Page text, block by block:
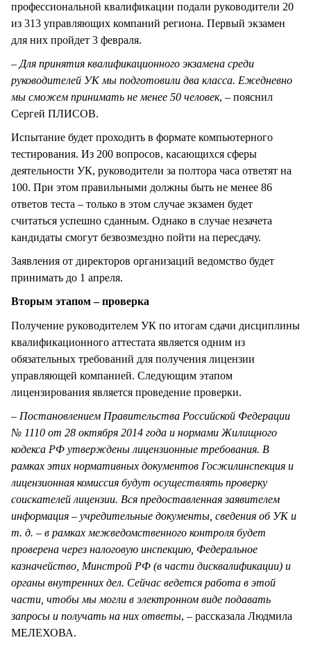
профессиональной квалификации подали руководители 20
из 313 управляющих компаний региона. Первый экзамен
для них пройдет 3 февраля.
– Для принятия квалификационного экзамена среди
руководителей УК мы подготовили два класса. Ежедневно
мы сможем принимать не менее 50 человек, – пояснил
Сергей ПЛИСОВ.
Испытание будет проходить в формате компьютерного
тестирования. Из 200 вопросов, касающихся сферы
деятельности УК, руководители за полтора часа ответят на
100. При этом правильными должны быть не менее 86
ответов теста – только в этом случае экзамен будет
считаться успешно сданным. Однако в случае незачета
кандидаты смогут безвозмездно пойти на пересдачу.
Заявления от директоров организаций ведомство будет
принимать до 1 апреля.
Вторым этапом – проверка
Получение руководителем УК по итогам сдачи дисциплины
квалификационного аттестата является одним из
обязательных требований для получения лицензии
управляющей компанией. Следующим этапом
лицензирования является проведение проверки.
– Постановлением Правительства Российской Федерации
№ 1110 от 28 октября 2014 года и нормами Жилищного
кодекса РФ утверждены лицензионные требования. В
рамках этих нормативных документов Госжилинспекция и
лицензионная комиссия будут осуществлять проверку
соискателей лицензии. Вся предоставленная заявителем
информация – учредительные документы, сведения об УК и
т. д. – в рамках межведомственного контроля будет
проверена через налоговую инспекцию, Федеральное
казначейство, Минстрой РФ (в части дисквалификации) и
органы внутренних дел. Сейчас ведется работа в этой
части, чтобы мы могли в электронном виде подавать
запросы и получать на них ответы, – рассказала Людмила
МЕЛЕХОВА.